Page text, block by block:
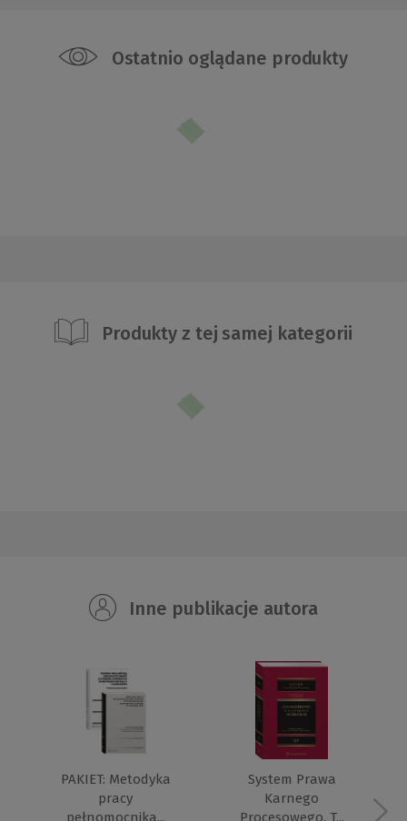
Ostatnio oglądane produkty
Produkty z tej samej kategorii
Inne publikacje autora
PAKIET: Metodyka
pracy
pełnomocnika...
System Prawa
Karnego
Procesowego. T...